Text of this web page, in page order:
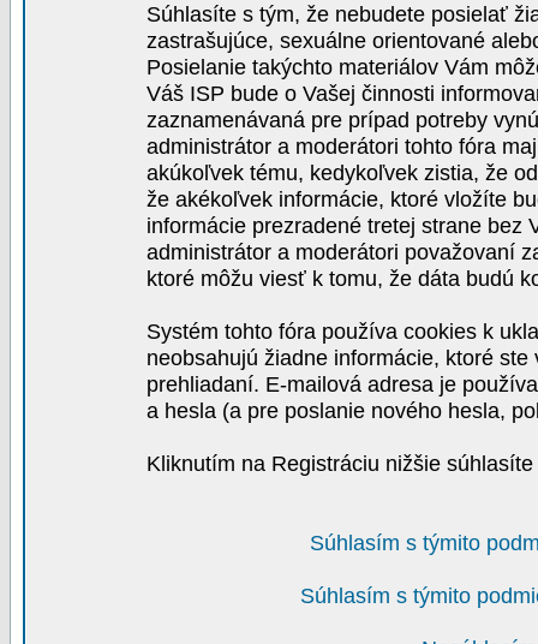
Súhlasíte s tým, že nebudete posielať
zastrašujúce, sexuálne orientované
Posielanie takýchto materiálov Vám
Váš ISP bude o Vašej činnosti
zaznamenávaná pre prípad potreby
administrátor a moderátori tohto fóra
akúkoľvek tému, kedykoľvek zistia, že
že akékoľvek informácie, ktoré vložíte
informácie prezradené tretej strane bez
administrátor a moderátori považovaní
ktoré môžu viesť k tomu, že dáta budú
Systém tohto fóra používa cookies k
neobsahujú žiadne informácie, ktoré
prehliadaní. E-mailová adresa je
a hesla (a pre poslanie nového hesla,
Kliknutím na Registráciu nižšie
Súhlasím s týmito
Súhlasím s týmito